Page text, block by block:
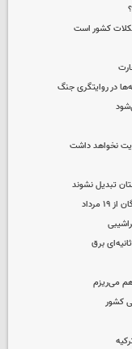
کشور است
در روایتگری جنگ
نخواهد داشت
تبدیل نشوند
هم می‌ریزم